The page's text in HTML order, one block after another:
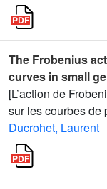
The Frobenius
curves in small
[L’action de
sur les courbes de
Ducrohet, Laurent